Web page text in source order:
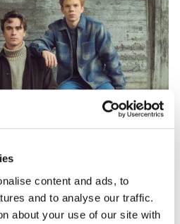
content and ads, to
and to analyse our traffic.
about your use of our site with